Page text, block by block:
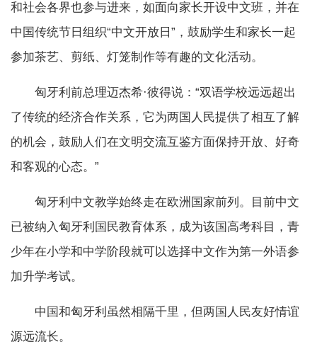
和社会各界也参与进来，如面向家长开设中文班，并在
中国传统节日组织“中文开放日”，鼓励学生和家长一起
参加茶艺、剪纸、灯笼制作等有趣的文化活动。
匈牙利前总理迈杰希·彼得说：“双语学校远远超出
了传统的经济合作关系，它为两国人民提供了相互了解
的机会，鼓励人们在文明交流互鉴方面保持开放、好奇
和客观的心态。”
匈牙利中文教学始终走在欧洲国家前列。目前中文
已被纳入匈牙利国民教育体系，成为该国高考科目，青
少年在小学和中学阶段就可以选择中文作为第一外语参
加升学考试。
中国和匈牙利虽然相隔千里，但两国人民友好情谊
源远流长。